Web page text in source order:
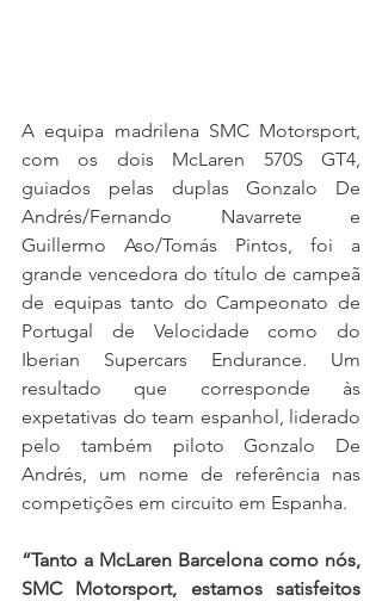
A equipa madrilena SMC Motorsport,
com os dois McLaren 570S GT4,
guiados pelas duplas Gonzalo De
Andrés/Fernando Navarrete e
Guillermo Aso/Tomás Pintos, foi a
grande vencedora do título de campeã
de equipas tanto do Campeonato de
Portugal de Velocidade como do
Iberian Supercars Endurance. Um
resultado que corresponde às
expetativas do team espanhol, liderado
pelo também piloto Gonzalo De
Andrés, um nome de referência nas
competições em circuito em Espanha.
“Tanto a McLaren Barcelona como nós,
SMC Motorsport, estamos satisfeitos